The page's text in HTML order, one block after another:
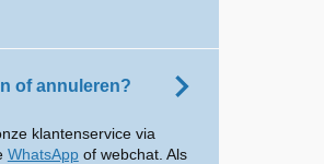
of annuleren?
klantenservice via
WhatsAppof webchat. Als